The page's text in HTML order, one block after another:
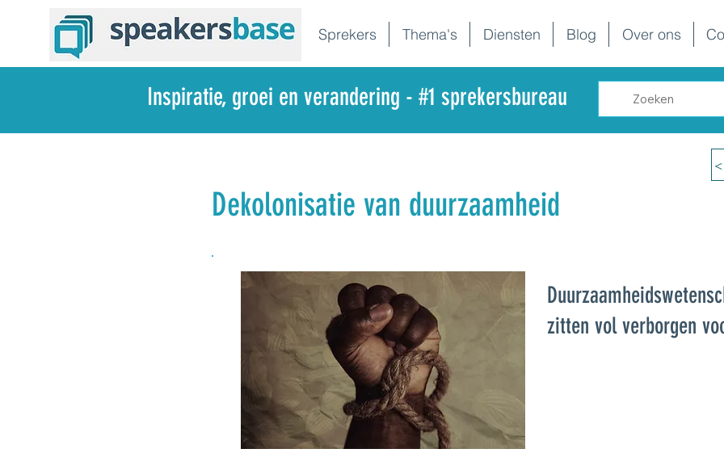
Sprekers Thema's Diensten Blog Over ons
Dekolonisatie van duurzaamheid
zitten vol verborgen
Inspiratie, groei en verandering - #1 sprekersbureau